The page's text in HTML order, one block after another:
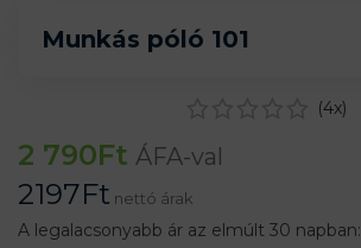
Munkás póló 101
(4x)
2 790Ft ÁFA-val
2197Ft nettó árak
A legalacsonyabb ár az elmúlt 30 napban: